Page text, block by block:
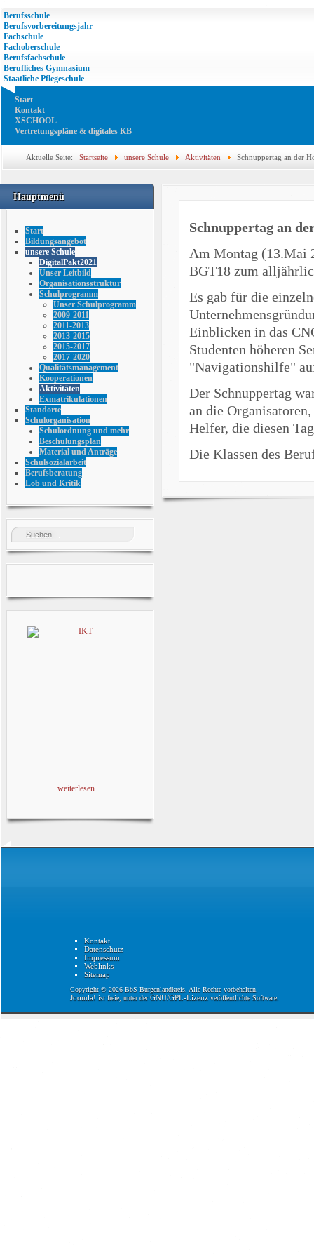
Berufsschule
Berufsvorbereitungsjahr
Fachschule
Fachoberschule
Berufsfachschule
Berufliches Gymnasium
Staatliche Pflegeschule
Start
Kontakt
XSCHOOL
Vertretungspläne & digitales KB
Aktuelle Seite: Startseite unsere Schule Aktivitäten Schnuppertag an der
Hauptmenü
Start
Bildungsangebot
unsere Schule
DigitalPakt2021
Unser Leitbild
Organisationsstruktur
Schulprogramm
Unser Schulprogramm
2009-2011
2011-2013
2013-2015
2015-2017
2017-2020
Qualitätsmanagement
Kooperationen
Aktivitäten
Exmatrikulationen
Standorte
Schulorganisation
Schulordnung und mehr
Beschulungsplan
Material und Anträge
Schulsozialarbeit
Berufsberatung
Lob und Kritik
weiterlesen ...
Schnuppertag an
Am Montag (13.Mai
BGT18 zum
Es gab für die
Einblicken in das
Studenten höheren
"Navigationshilfe"
Der Schnuppertag
an die
Helfer, die diesen
Die Klassen des
Kontakt
Datenschutz
Impressum
Weblinks
Sitemap
Copyright © 2026 BbS Burgenlandkreis. Alle Rechte vorbehalten.
Joomla! ist freie, unter derGNU/GPL-Lizenzveröffentlichte Software.